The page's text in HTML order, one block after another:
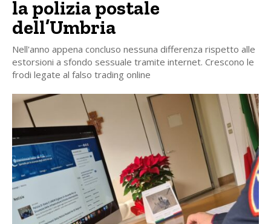
la polizia postale
dell’Umbria
Nell'anno appena concluso nessuna differenza rispetto alle
estorsioni a sfondo sessuale tramite internet. Crescono le
frodi legate al falso trading online